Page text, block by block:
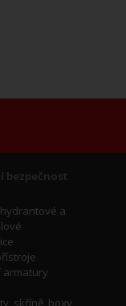
bezpečnost
a
armatury
skříně, boxy